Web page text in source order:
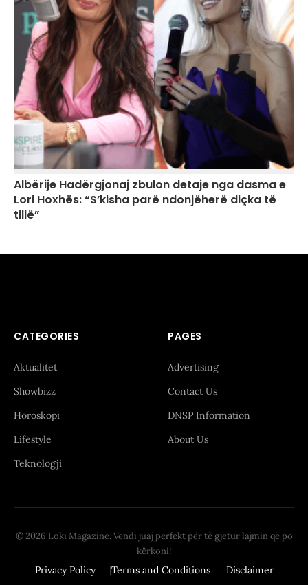
Albërije Hadërgjonaj zbulon detaje nga dasma e
Lori Hoxhës: “S’kisha parë ndonjëherë diçka të
tillë”
CATEGORIES
Aktualitet
Showbizz
Horoskopi
Lifestyle
Teknologji
PAGES
Advertising
Contact Us
DNSP Information
About Us
© 2026 Loki Magazine. Vendi juaj perfekt për të gjetur lajmin që po
kërkoni!
Privacy Policy Terms and Conditions Disclaimer